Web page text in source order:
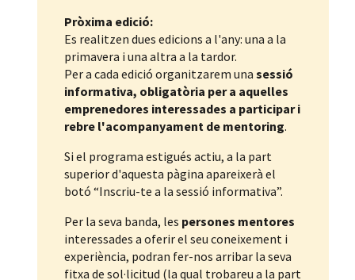
Pròxima edició:
Es realitzen dues edicions a l'any: una a la
primavera i una altra a la tardor.
Per a cada edició organitzarem una sessió
informativa, obligatòria per a aquelles
emprenedores interessades a participar i
rebre l'acompanyament de mentoring.
Si el programa estigués actiu, a la part
superior d'aquesta pàgina apareixerà el
botó “Inscriu-te a la sessió informativa”.
Per la seva banda, les persones mentores
interessades a oferir el seu coneixement i
experiència, podran fer-nos arribar la seva
fitxa de sol·licitud (la qual trobareu a la part